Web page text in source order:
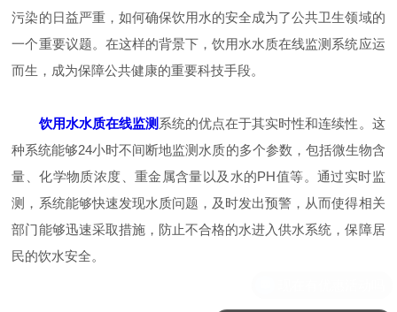
污染的日益严重，如何确保饮用水的安全成为了公共卫生领域的
一个重要议题。在这样的背景下，饮用水水质在线监测系统应运
而生，成为保障公共健康的重要科技手段。
饮用水水质在线监测 系统的优点在于其实时性和连续性。这
种系统能够24小时不间断地监测水质的多个参数，包括微生物含
量、化学物质浓度、重金属含量以及水的PH值等。通过实时监
测，系统能够快速发现水质问题，及时发出预警，从而使得相关
部门能够迅速采取措施，防止不合格的水进入供水系统，保障居
民的饮水安全。